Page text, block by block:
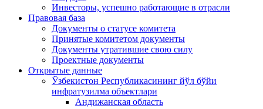
Инвесторы, успешно работающие в отрасли
Правовая база
Документы о статусе комитета
Принятые комитетом документы
Документы утратившие свою силу
Проектные документы
Открытые данные
Ўзбекистон Республикасининг йўл бўйи
инфратузилма объектлари
Андижанская область